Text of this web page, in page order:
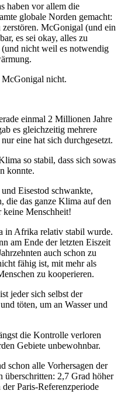
haben vor allem die
globale Norden gemacht:
McGonigal (und ein
es sei okay, alles zu
nicht weil es notwendig
McGonigal nicht.
einmal 2 Millionen Jahre
es gleichzeitig mehrere
eine hat sich durchgesetzt.
so stabil, dass sich sowas
konnte.
Eisestod schwankte,
die das ganze Klima auf den
keine Menschheit!
in Afrika relativ stabil wurde.
am Ende der letzten Eiszeit
auch schon zu
fähig ist, mit mehr als
zu kooperieren.
jeder sich selbst der
töten, um an Wasser und
die Kontrolle verloren
Gebiete unbewohnbar.
schon alle Vorhersagen der
2,7 Grad höher
Paris-Referenzperiode